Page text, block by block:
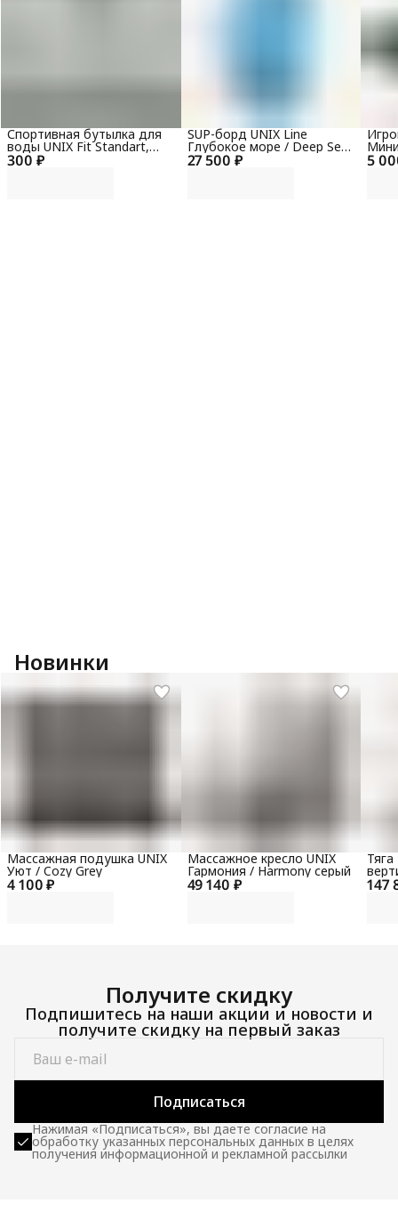
300 ₽
Спортивная бутылка для
воды UNIX Fit Standart,
600 мл, черный 27 500 ₽
SUP-борд UNIX Line
Глубокое море / Deep Sea
(320 см) + сиденье 5
Новинки
4 100 ₽
Массажная подушка UNIX
Уют / Cozy Grey
49 140 ₽
Массажное кресло UNIX
Гармония / Harmony серый
147
100
Получите скидку
Подпишитесь на наши акции и новости и
получите скидку на первый заказ
Подписаться
Нажимая «Подписаться», вы даете согласие на
обработку указанных персональных данных в целях
получения информационной и рекламной рассылки